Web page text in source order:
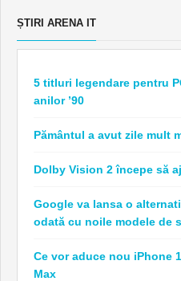
ȘTIRI ARENA IT
5 titluri legendare pentru
anilor ’90
Pământul a avut zile mult
Dolby Vision 2 începe să
Google va lansa o
odată cu noile modele de
Ce vor aduce nou iPhone
Max